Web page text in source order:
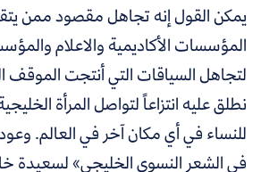
يمكن القول إنه تجاهل مقصود ممن
المؤسسات الأكاديمية والاعلام
لتجاهل السياقات التي أنتجت الموقف
نطلق عليه انتزاعاً لتواصل المرأة
للنساء في أي مكان آخر في العالم.
في الشعر النسوي الخليجي» لسعيدة